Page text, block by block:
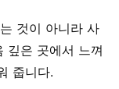
것이 아니라 사
깊은 곳에서 느껴
줍니다.